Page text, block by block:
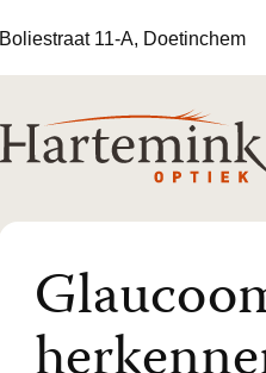
Boliestraat 11-A, Doetinchem